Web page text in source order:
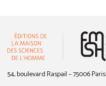
54, boulevard Raspail – 75006 Paris